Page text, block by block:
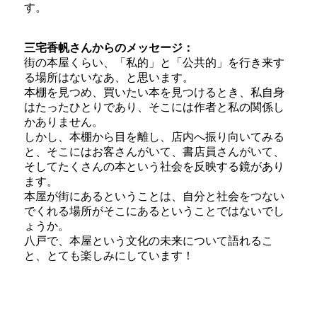
す。
三宅香帆さんからのメッセージ：
街の本屋くらい、「私的」と「公共的」を行き来す
る場所はないなあ、と思います。
本棚を見つめ、買いたい本を見つけるとき、私自身
はたったひとりであり、そこには作者と私の関係し
かありません。
しかし、本棚から目を離し、店内へ振り向いてみる
と、そこにはお客さんがいて、書店員さんがいて、
そしてたくさんの本という社会を反映する鏡があり
ます。
本屋が街にあるということは、自分と社会をつない
でくれる場所がそこにあるということではないでし
ょうか。
八戸で、本屋という文化の未来について語れるこ
と、とても楽しみにしています！